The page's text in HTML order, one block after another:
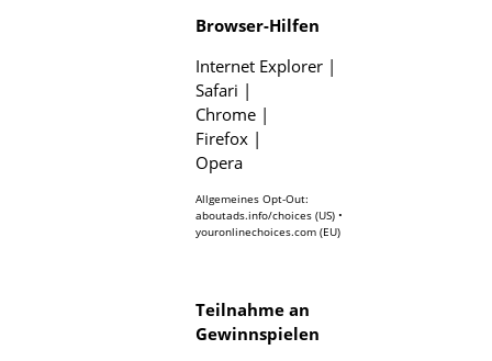
Browser-Hilfen
Internet Explorer |
Safari |
Chrome |
Firefox |
Opera
Allgemeines Opt-Out:
aboutads.info/choices (US) •
youronlinechoices.com (EU)
Teilnahme an
Gewinnspielen